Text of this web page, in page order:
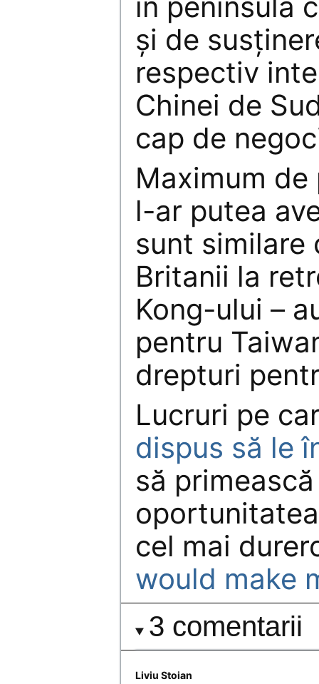
și de
respectiv
Chinei de
cap de
Maximum
l-ar putea
sunt similare
Britanii la
Kong-ului –
pentru
drepturi
Lucruri pe
dispus să le
să
cel mai
would make
3 comentarii
Liviu Stoian